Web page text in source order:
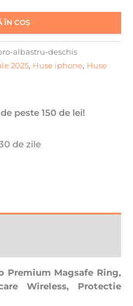
ÎN COȘ
albastru-deschis
2025, Huse iphone, Huse
peste 150 de lei!
de zile
Premium Magsafe Ring,
Wireless, Protectie